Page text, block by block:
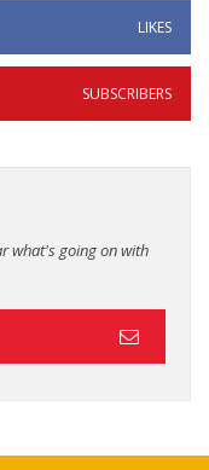
LIKES
SUBSCRIBERS
what's going on with